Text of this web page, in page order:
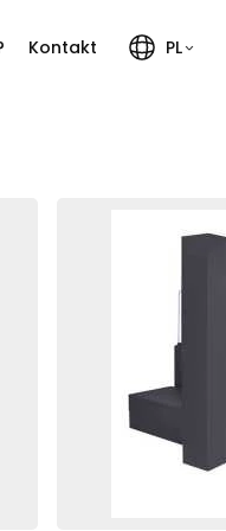
Kontakt PL
Italiano
Deutsch